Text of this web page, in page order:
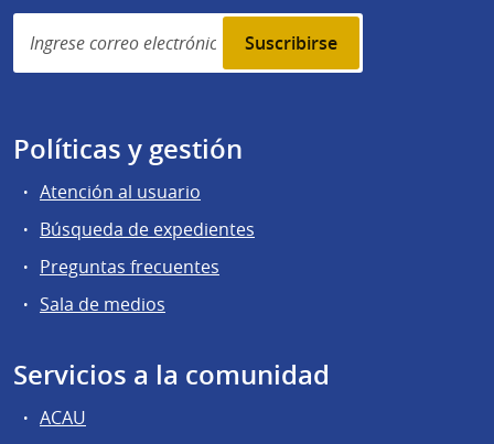
Simplenews
subscription
Políticas y gestión
Atención al usuario
Búsqueda de expedientes
Preguntas frecuentes
Sala de medios
Servicios a la comunidad
ACAU